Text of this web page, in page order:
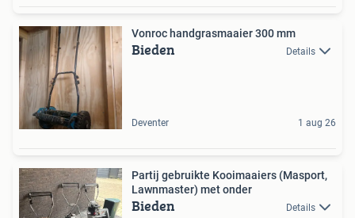
Vonroc handgrasmaaier 300 mm
Bieden Details
Deventer 1 aug 26
Partij gebruikte Kooimaaiers (Masport,
Lawnmaster) met onder
Bieden Details